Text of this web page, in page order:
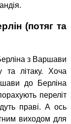
(потяг та
з Варшави
та літаку. Хоча
до Берліна
переліт
праві. А ось
виходом для